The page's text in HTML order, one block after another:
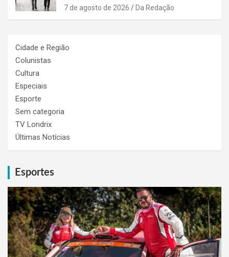
7 de agosto de 2026 Da Redação
Cidade e Região
Colunistas
Cultura
Especiais
Esporte
Sem categoria
TV Londrix
Últimas Notícias
Esportes